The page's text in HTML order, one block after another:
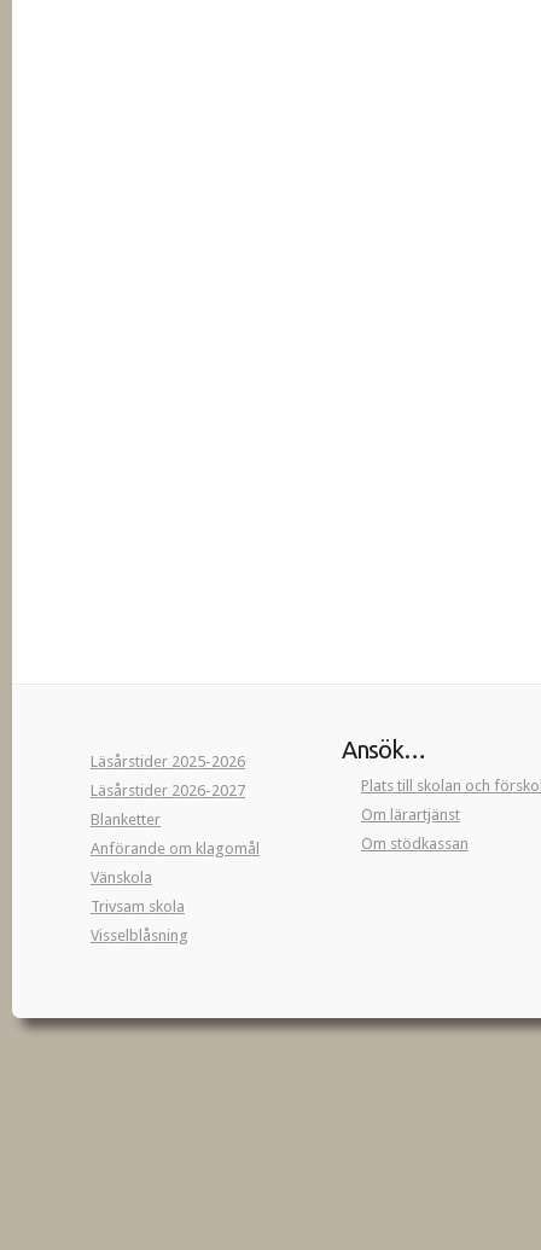
Läsårstider 2025-2026
Läsårstider 2026-2027
Blanketter
Anförande om klagomål
Vänskola
Trivsam skola
Visselblåsning
Ansök…
Plats till skolan och
Om lärartjänst
Om stödkassan